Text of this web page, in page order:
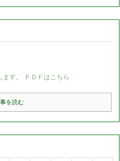
ます。 ＰＤＦはこちら
を読む